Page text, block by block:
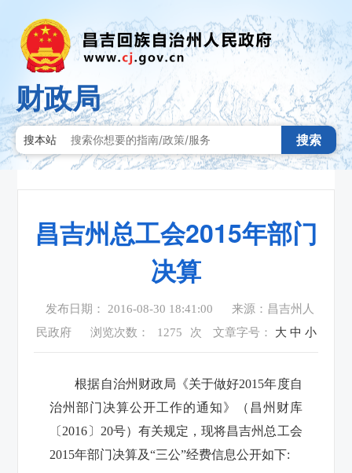
财政局
搜本站 搜索
昌吉州总工会2015年部门
决算
发布日期： 2016-08-30 18:41:00
来源：昌吉州人
民政府
浏览次数： 1275 次 文章字号： 大 中 小
根据自治州财政局《关于做好2015年度自
治州部门决算公开工作的通知》（昌州财库
〔2016〕20号）有关规定，现将昌吉州总工会
2015年部门决算及“三公”经费信息公开如下: